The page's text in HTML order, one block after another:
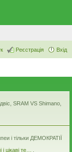
Вхід
Реєстрація
SRAM VS Shimano,
і тільки ДЕМОКРАТІЇ